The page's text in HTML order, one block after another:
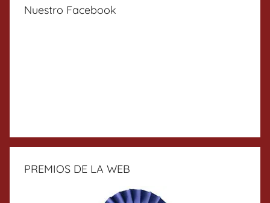
Nuestro Facebook
PREMIOS DE LA WEB